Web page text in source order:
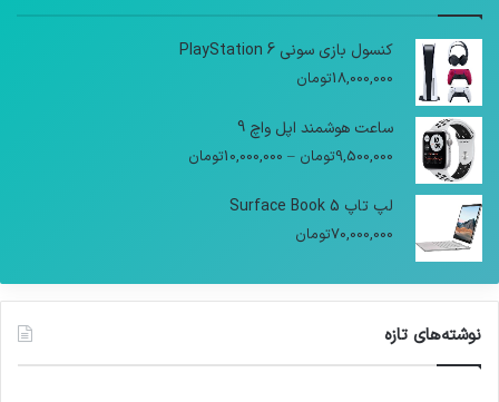
کنسول بازی سونی PlayStation 6
18,000,000تومان
ساعت هوشمند اپل واچ 9
9,500,000تومان –
10,000,000تومان
لپ تاپ Surface Book 5
70,000,000تومان
نوشته‌های تازه